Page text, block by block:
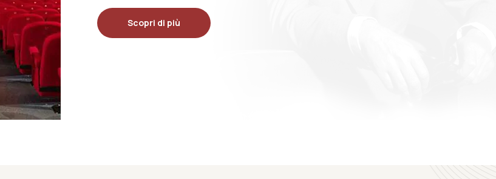
Scopri di più